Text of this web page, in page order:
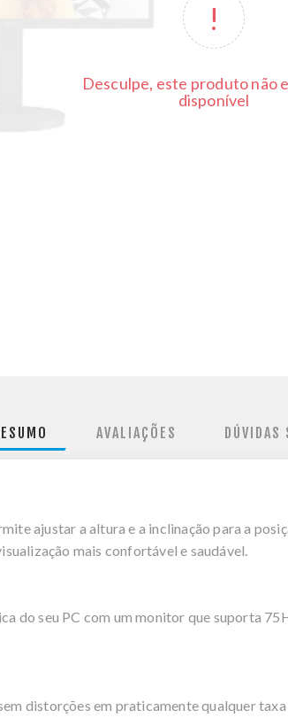
Desculpe, este produto não
disponível
AVALIAÇÕES DÚVIDAS
ajustar a altura e a inclinação para a
mais confortável e saudável.
do seu PC com um monitor que suporta
distorções em praticamente qualquer